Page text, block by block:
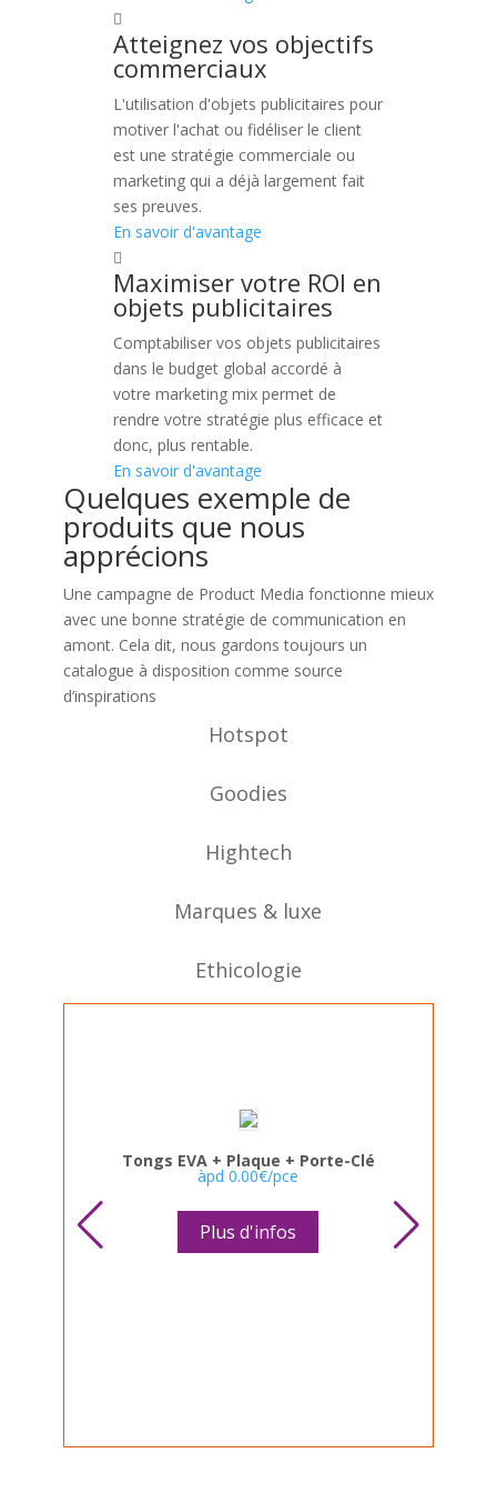
Atteignez vos objectifs
commerciaux
L'utilisation d'objets publicitaires pour
motiver l'achat ou fidéliser le client
est une stratégie commerciale ou
marketing qui a déjà largement fait
ses preuves.
En savoir d'avantage
Maximiser votre ROI en
objets publicitaires
Comptabiliser vos objets publicitaires
dans le budget global accordé à
votre marketing mix permet de
rendre votre stratégie plus efficace et
donc, plus rentable.
En savoir d'avantage
Quelques exemple de
produits que nous
apprécions
Une campagne de Product Media fonctionne mieux
avec une bonne stratégie de communication en
amont. Cela dit, nous gardons toujours un
catalogue à disposition comme source
d’inspirations
Hotspot
Goodies
Hightech
Marques & luxe
Ethicologie
Tongs EVA + Plaque + Porte-Clé
àpd0.00€/pce
Plus d'infos